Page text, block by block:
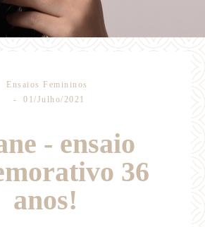
Ensaios Femininos
01/Julho/2021
- ensaio
36
anos!